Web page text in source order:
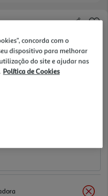
concorda com o
dispositivo para melhorar
do site e ajudar nas
Política de Cookies